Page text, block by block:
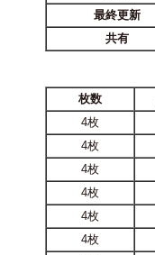
最終更新
共有
枚数
4枚
4枚
4枚
4枚
4枚
4枚